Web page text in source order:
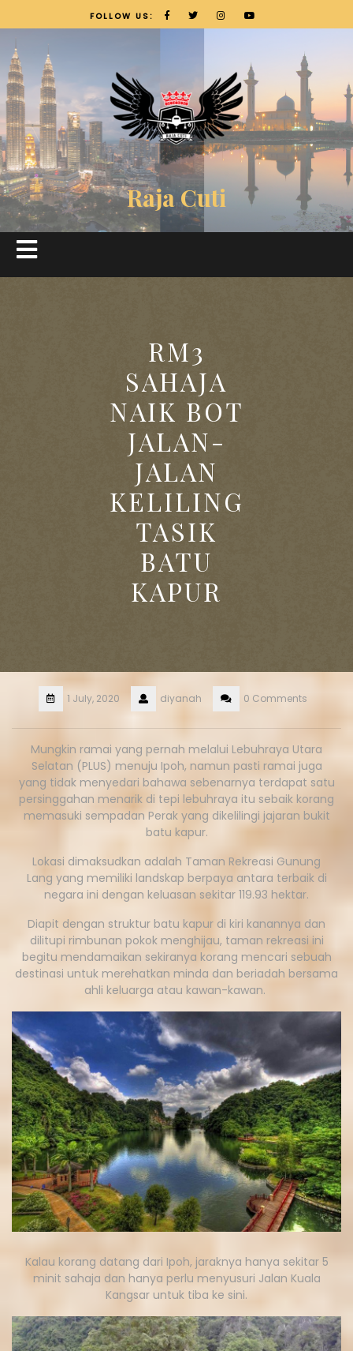
FOLLOW US:
Raja Cuti
RM3
SAHAJA
NAIK BOT
JALAN-
JALAN
KELILING
TASIK
BATU
KAPUR
1 July, 2020 diyanah 0 Comments
Mungkin ramai yang pernah melalui Lebuhraya Utara
Selatan (PLUS) menuju Ipoh, namun pasti ramai juga
yang tidak menyedari bahawa sebenarnya terdapat satu
persinggahan menarik di tepi lebuhraya itu sebaik korang
memasuki sempadan Perak yang dikelilingi jajaran bukit
batu kapur.
Lokasi dimaksudkan adalah Taman Rekreasi Gunung
Lang yang memiliki landskap berpaya antara terbaik di
negara ini dengan keluasan sekitar 119.93 hektar.
Diapit dengan struktur batu kapur di kiri kanannya dan
dilitupi rimbunan pokok menghijau, taman rekreasi ini
begitu mendamaikan sekiranya korang mencari sebuah
destinasi untuk merehatkan minda dan beriadah bersama
ahli keluarga atau kawan-kawan.
Kalau korang datang dari Ipoh, jaraknya hanya sekitar 5
minit sahaja dan hanya perlu menyusuri Jalan Kuala
Kangsar untuk tiba ke sini.